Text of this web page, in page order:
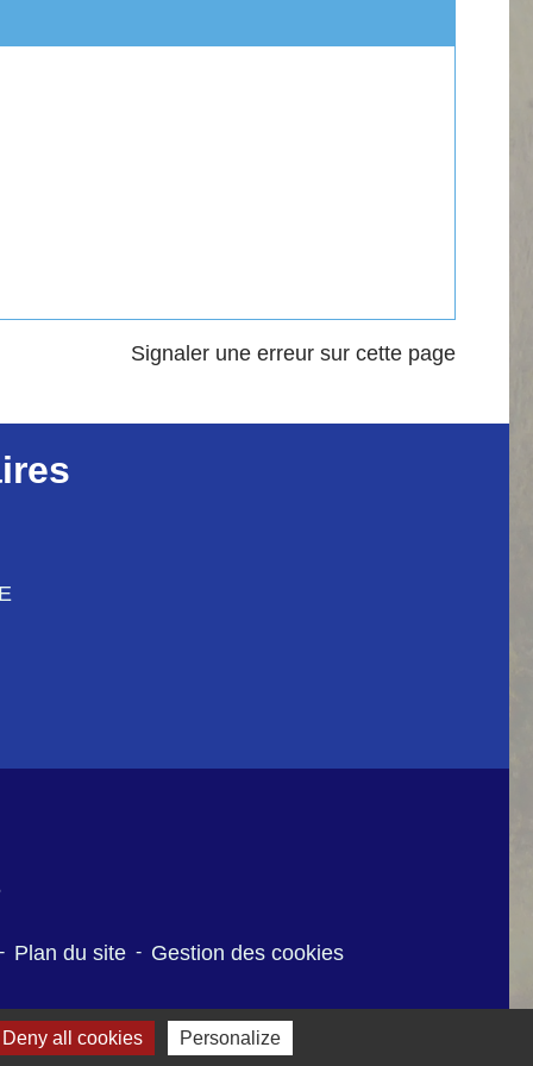
Signaler une erreur sur cette page
Plan du site - Gestion des cookies
Communesall cookies Personalize